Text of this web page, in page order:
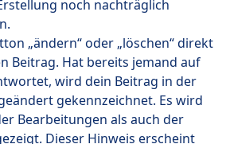
noch nachträglich
„ändern“ oder „löschen“ direkt
Beitrag. Hat bereits jemand auf
wird dein Beitrag in der
gekennzeichnet. Es wird
Bearbeitungen als auch der
Dieser Hinweis erscheint